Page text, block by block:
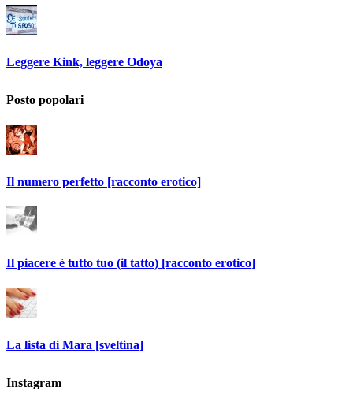
Leggere Kink, leggere Odoya
Posto popolari
Il numero perfetto [racconto erotico]
Il piacere è tutto tuo (il tatto) [racconto erotico]
La lista di Mara [sveltina]
Instagram